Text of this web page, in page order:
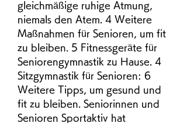
gleichmäßige ruhige Atmung,
niemals den Atem. 4 Weitere
Maßnahmen für Senioren, um fit
zu bleiben. 5 Fitnessgeräte für
Seniorengymnastik zu Hause. 4
Sitzgymnastik für Senioren: 6
Weitere Tipps, um gesund und
fit zu bleiben. Seniorinnen und
Senioren Sportaktiv hat